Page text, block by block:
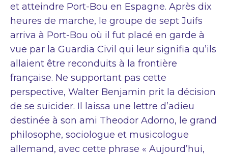
et atteindre Port-Bou en Espagne. Après dix
heures de marche, le groupe de sept Juifs
arriva à Port-Bou où il fut placé en garde à
vue par la Guardia Civil qui leur signifia qu’ils
allaient être reconduits à la frontière
française. Ne supportant pas cette
perspective, Walter Benjamin prit la décision
de se suicider. Il laissa une lettre d’adieu
destinée à son ami Theodor Adorno, le grand
philosophe, sociologue et musicologue
allemand, avec cette phrase « Aujourd’hui,